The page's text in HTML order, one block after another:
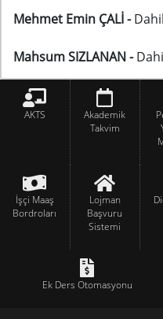
Mehmet Emin ÇALİ -
Mahsum SIZLANAN -
AKTS
Akademik
Takvim
İşçi Maaş
Bordroları
Lojman
Başvuru
Sistemi
Ek Ders Otomasyonu